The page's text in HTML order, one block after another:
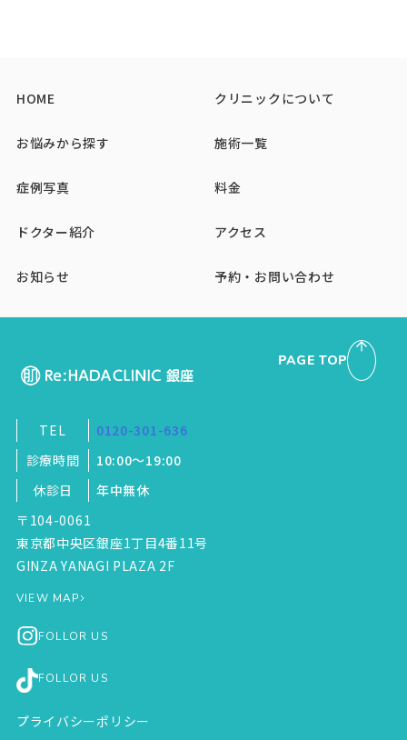
HOME クリニックについて
お悩みから探す 施術一覧
症例写真 料金
ドクター紹介 アクセス
お知らせ 予約・お問い合わせ
TEL
0120-301-636
診療時間
10:00～19:00
休診日
年中無休
〒104-0061
東京都中央区銀座1丁目4番11号
GINZA YANAGI PLAZA 2F
VIEW MAP
FOLLOR US
FOLLOR US
プライバシーポリシー
PAGE TOP